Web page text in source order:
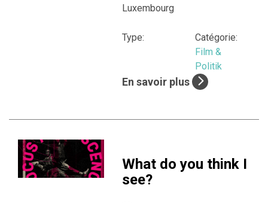
Luxembourg
Type:
Catégorie:
Film &
Politik
En savoir plus
What do you think I
see?